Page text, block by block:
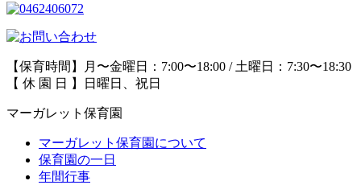
【保育時間】月〜金曜日：7:00〜18:00 / 土曜日：7:30〜18:30
【 休 園 日 】日曜日、祝日
マーガレット保育園
マーガレット保育園について
保育園の一日
年間行事